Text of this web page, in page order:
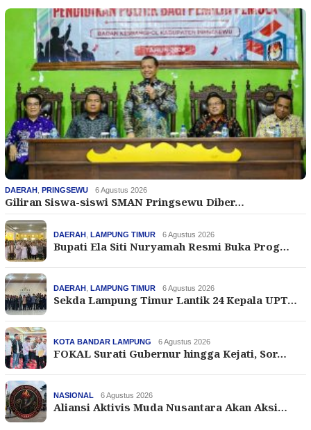
DAERAH PRINGSEWU 6 Agustus 2026
Giliran Siswa-siswi SMAN Pringsewu Diber…
DAERAH LAMPUNG TIMUR 6 Agustus 2026
Bupati Ela Siti Nuryamah Resmi Buka Prog…
DAERAH LAMPUNG TIMUR 6 Agustus 2026
Sekda Lampung Timur Lantik 24 Kepala UPT…
KOTA BANDAR LAMPUNG 6 Agustus 2026
FOKAL Surati Gubernur hingga Kejati, Sor…
NASIONAL 6 Agustus 2026
Aliansi Aktivis Muda Nusantara Akan Aksi…